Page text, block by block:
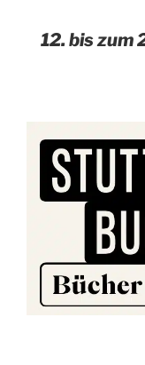
12. bis zum